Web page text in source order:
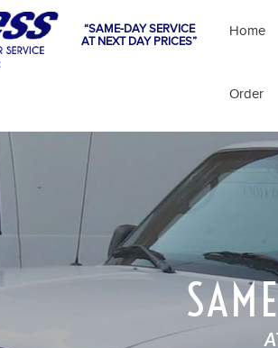
“SAME-DAY SERVICE
AT NEXT DAY PRICES”
Home
Order